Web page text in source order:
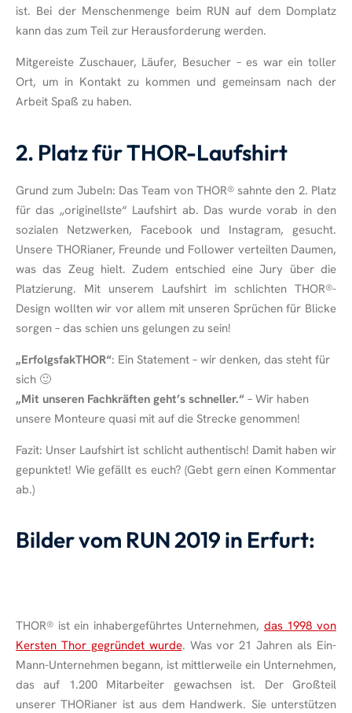
ist. Bei der Menschenmenge beim RUN auf dem Domplatz
kann das zum Teil zur Herausforderung werden.
Mitgereiste Zuschauer, Läufer, Besucher – es war ein toller
Ort, um in Kontakt zu kommen und gemeinsam nach der
Arbeit Spaß zu haben.
2. Platz für THOR-Laufshirt
Grund zum Jubeln: Das Team von THOR®sahnte den 2. Platz
für das „originellste“ Laufshirt ab. Das wurde vorab in den
sozialen Netzwerken, Facebook und Instagram, gesucht.
Unsere THORianer, Freunde und Follower verteilten Daumen,
was das Zeug hielt. Zudem entschied eine Jury über die
Platzierung. Mit unserem Laufshirt im schlichten THOR®-
Design wollten wir vor allem mit unseren Sprüchen für Blicke
sorgen – das schien uns gelungen zu sein!
„ErfolgsfakTHOR“: Ein Statement – wir denken, das steht für
sich 🙂
„Mit unseren Fachkräften geht’s schneller.“ – Wir haben
unsere Monteure quasi mit auf die Strecke genommen!
Fazit: Unser Laufshirt ist schlicht authentisch! Damit haben wir
gepunktet! Wie gefällt es euch? (Gebt gern einen Kommentar
ab.)
Bilder vom RUN 2019 in Erfurt:
THOR® ist ein inhabergeführtes Unternehmen, das 1998 von
Kersten Thor gegründet wurde. Was vor 21 Jahren als Ein-
Mann-Unternehmen begann, ist mittlerweile ein Unternehmen,
das auf 1.200 Mitarbeiter gewachsen ist. Der Großteil
unserer THORianer ist aus dem Handwerk. Sie unterstützen